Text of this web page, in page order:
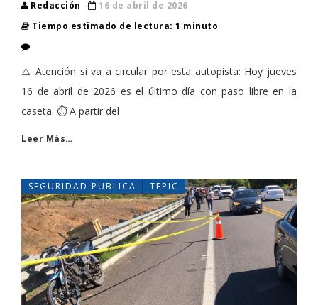
Redacción
16 de abril de 2026
Tiempo estimado de lectura: 1 minuto
⚠️ Atención si va a circular por esta autopista: Hoy jueves
16 de abril de 2026 es el último día con paso libre en la
caseta. ⏱️ A partir del
Leer Más…
SEGURIDAD PUBLICA TEPIC